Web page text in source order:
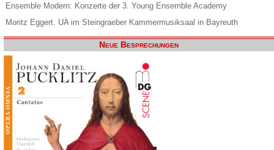
Ensemble Modern: Konzerte der 3. Young Ensemble Academy
Moritz Eggert. UA im Steingraeber Kammermusiksaal in Bayreuth
Neue Besprechungen